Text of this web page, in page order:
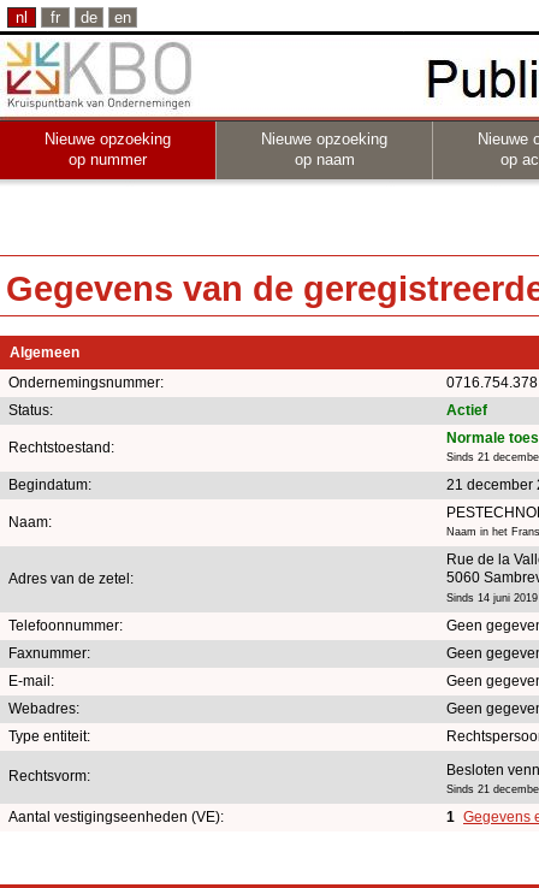
nl fr de en
Nieuwe opzoeking
op nummer
Nieuwe opzoeking
op naam
Nieuwe
op
Gegevens van de
Algemeen
Ondernemingsnummer:
0716.754.378
Status:
Actief
Rechtstoestand:
Normale
Sinds 21
Begindatum: 21 december
Naam:
Naam in het
Adres van de zetel:
Rue de la
5060
Sinds 14 juni 2019
Telefoonnummer:
Geen
Faxnummer:
Geen
E-mail:
Geen
Webadres:
Geen
Type entiteit:
Rechtsvorm: Besloten
Sinds 21
Aantal vestigingseenheden (VE): 1 Gegevens